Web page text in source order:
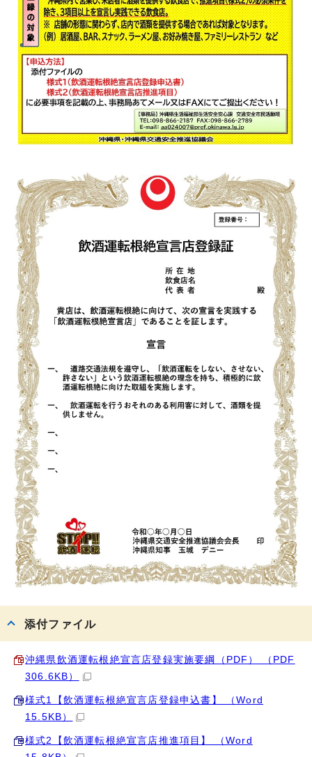
添付ファイル
沖縄県飲酒運転根絶宣言店登録実施要綱（PDF） （PDF
306.6KB）
様式1【飲酒運転根絶宣言店登録申込書】 （Word
15.5KB）
様式2【飲酒運転根絶宣言店推進項目】 （Word